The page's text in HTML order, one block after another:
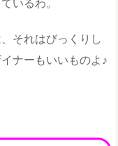
いるわ。
それはびっくりし
ナーもいいものよ♪